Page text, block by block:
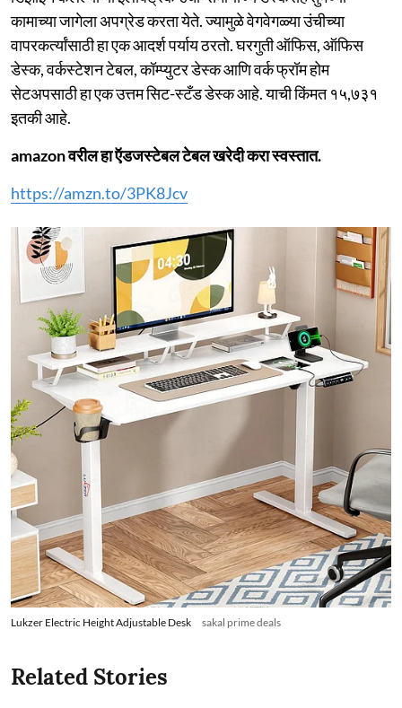
कामाच्या जागेला अपग्रेड करता येते. ज्यामुळे वेगवेगळ्या उंचीच्या
वापरकर्त्यांसाठी हा एक आदर्श पर्याय ठरतो. घरगुती ऑफिस, ऑफिस
डेस्क, वर्कस्टेशन टेबल, कॉम्प्युटर डेस्क आणि वर्क फ्रॉम होम
सेटअपसाठी हा एक उत्तम सिट-स्टँड डेस्क आहे. याची किंमत १५,७३१
इतकी आहे.
amazon वरील हा ऍडजस्टेबल टेबल खरेदी करा स्वस्तात.
https://amzn.to/3PK8Jcv
Lukzer Electric Height Adjustable Desk sakal prime deals
Related Stories